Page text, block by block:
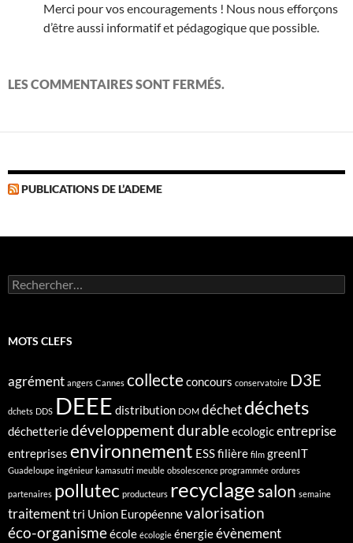
Merci pour vos encouragements ! Nous nous efforçons
d’être aussi informatif et pédagogique que possible.
LES COMMENTAIRES SONT FERMÉS.
PUBLICATIONS DE L’ADEME
Rechercher :
MOTS CLEFS
agrément angers Cannes collecteconcours conservatoire D3E
dchets DDS DEEE distribution DOM déchetdéchets
déchetteriedéveloppement durableecologicentreprise
entreprises environnement ESSfilière film greenIT
Guadeloupe ingénieur kamasutri meuble obsolescence programmée ordures
partenaires pollutec producteurs recyclagesalon semaine
traitementtri Union Européennevalorisation
éco-organismeécole écologie énergieévènement